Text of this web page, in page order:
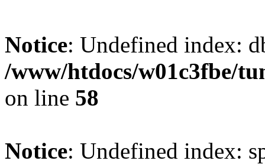
Notice: Undefined index:
/www/htdocs/w01c3fbe/
on line 58
Notice: Undefined index: